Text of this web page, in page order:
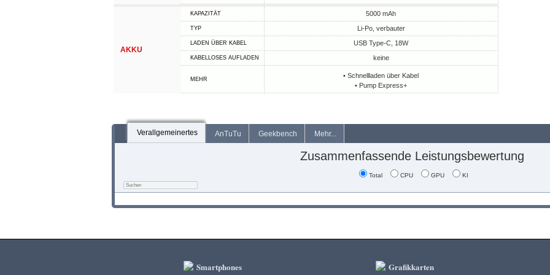
AKKU
KAPAZITÄT 5000 mAh
TYP Li-Po, verbauter
LADEN ÜBER KABEL USB Type-C, 18W
KABELLOSES AUFLADEN keine
MEHR
• Schnellladen über Kabel
• Pump Express+
Verallgemeinertes AnTuTu Geekbench Mehr...
Zusammenfassende Leistungsbewertung
Total CPU GPU KI
Smartphones Grafikkarten